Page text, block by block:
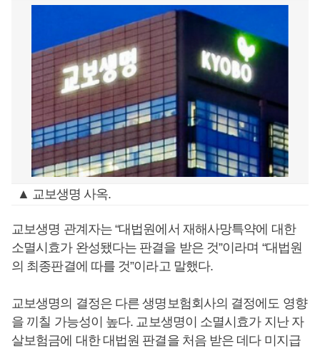
▲ 교보생명 사옥.
교보생명 관계자는 “대법원에서 재해사망특약에 대한
소멸시효가 완성됐다는 판결을 받은 것”이라며 “대법원
의 최종판결에 따를 것”이라고 말했다.
교보생명의 결정은 다른 생명보험회사의 결정에도 영향
을 끼칠 가능성이 높다. 교보생명이 소멸시효가 지난 자
살보험금에 대한 대법원 판결을 처음 받은 데다 미지급